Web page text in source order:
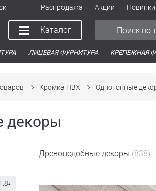
Распродажа Акции Новинки
Каталог
ЛИЦЕВАЯ ФУРНИТУРА КРЕПЕЖНАЯ
Кромка ПВХ Однотонные
декоры
Древоподобные декоры (838)